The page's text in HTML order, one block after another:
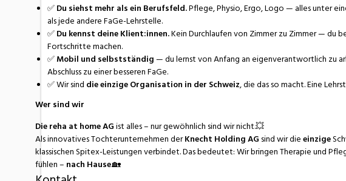
✅Du siehst mehr als ein Berufsfeld.Pflege, Physio, Ergo, Logo — alles unter
als jede andere FaGe-Lehrstelle.
✅Du kennst deine Klient:innen.Kein Durchlaufen von Zimmer zu Zimmer — du
Fortschritte machen.
✅Mobil und selbstständig— du lernst von Anfang an eigenverantwortlich zu
Abschluss zu einer besseren FaGe.
✅ Wir sind die einzige Organisation in der Schweiz, die das so macht. Eine
Wer sind wir
Die reha at home AGist alles – nur gewöhnlich sind wir nicht.💥
Als innovatives Tochterunternehmen derKnecht Holding AG sind wir dieeinzige
klassischen Spitex-Leistungen verbindet. Das bedeutet: Wir bringen Therapie und
fühlen – nach Hause.🏡